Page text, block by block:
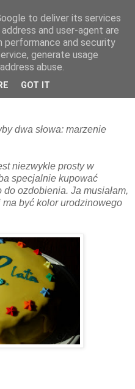
dwa słowa: marzenie
niezwykle prosty w
specjalnie kupować
ozdobienia. Ja musiałam,
być kolor urodzinowego
to deliver its services
and user-agent are
performance and security
generate usage
abuse.
GOT IT